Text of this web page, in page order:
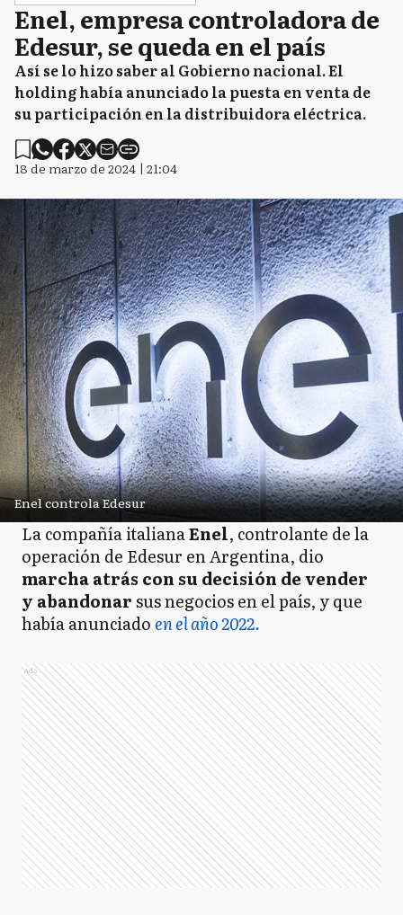
Enel, empresa controladora de
Edesur, se queda en el país
Así se lo hizo saber al Gobierno nacional. El
holding había anunciado la puesta en venta de
su participación en la distribuidora eléctrica.
18 de marzo de 2024 | 21:04
Enel controla Edesur
La compañía italianaEnel, controlante de la
operación de Edesur en Argentina, dio
marcha atrás con su decisión de vender
y abandonarsus negocios en el país, y que
había anunciadoen el año 2022.
Ads